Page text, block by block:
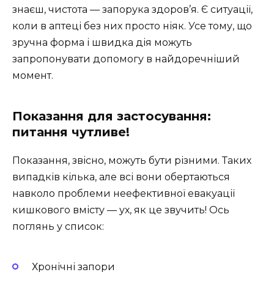
знаєш, чистота — запорука здоров’я. Є ситуації,
коли в аптеці без них просто ніяк. Усе тому, що
зручна форма і швидка дія можуть
запропонувати допомогу в найдоречніший
момент.
Показання для застосування:
питання чутливе!
Показання, звісно, можуть бути різними. Таких
випадків кілька, але всі вони обертаються
навколо проблеми неефективної евакуації
кишкового вмісту — ух, як це звучить! Ось
поглянь у список:
Хронічні запори